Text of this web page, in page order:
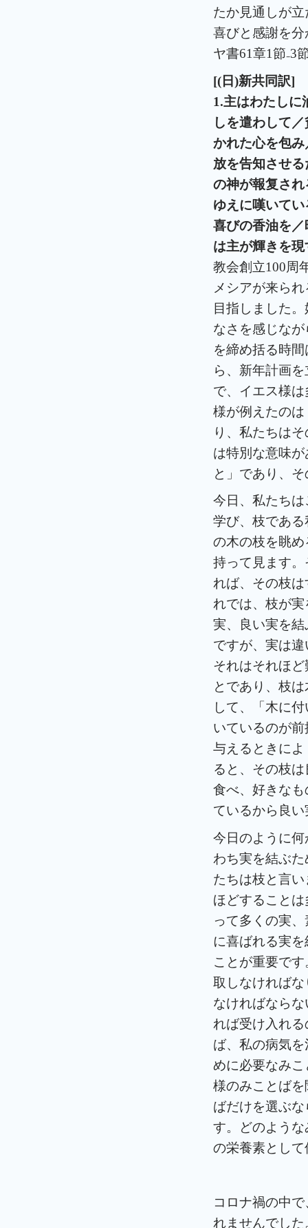
たか見通しが
喜びと感謝を
ヤ書61章1節₋3
[( 日)新共同訳]
1.主はわたしに
しを遣わして
かれた心を包
放を告知させ
の神が報复さ
ゆえに嘆いて
喜びの香油を
は主が輝きを
教会創立100周
メシアが来ら
目指しました
なさを感じな
を締め括る時
ら、新年計画
で、イエス様
様が例えたの
り、私たちは
は特別な意味
と」であり、
今日、私たち
学び、枝であ
の木の枝を眺
持って見ます
れば、その枝
れでは、枝が
実、良い実を
ですが、実は
それはそれほ
とであり、枝
して、「木に
いているのが
与えるときに
ると、その枝
食べ、好きな
ているから良
今日のように
わち実を結ぶ
たちは枝と言
ほどすること
って多くの実
に喜ばれる実
ことが重要で
取しなければ
なければなら
れば受け入れ
ば、私の病気
めに必要なみ
様のみことば
ばだけを選ぶ
す。どのよう
の栄養素とし
コロナ禍の中
れませんでし